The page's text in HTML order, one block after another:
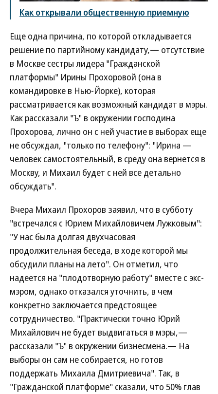
Как открывали общественную приемную
Еще одна причина, по которой откладывается
решение по партийному кандидату,— отсутствие
в Москве сестры лидера "Гражданской
платформы" Ирины Прохоровой (она в
командировке в Нью-Йорке), которая
рассматривается как возможный кандидат в мэры.
Как рассказали "Ъ" в окружении господина
Прохорова, лично он с ней участие в выборах еще
не обсуждал, "только по телефону": "Ирина —
человек самостоятельный, в среду она вернется в
Москву, и Михаил будет с ней все детально
обсуждать".
Вчера Михаил Прохоров заявил, что в субботу
"встречался с Юрием Михайловичем Лужковым":
"У нас была долгая двухчасовая
продолжительная беседа, в ходе которой мы
обсудили планы на лето". Он отметил, что
надеется на "плодотворную работу" вместе с экс-
мэром, однако отказался уточнить, в чем
конкретно заключается предстоящее
сотрудничество. "Практически точно Юрий
Михайлович не будет выдвигаться в мэры,—
рассказали "Ъ" в окружении бизнесмена.— На
выборы он сам не собирается, но готов
поддержать Михаила Дмитриевича". Так, в
"Гражданской платформе" сказали, что 50% глав